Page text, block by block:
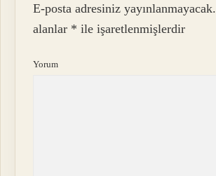
E-posta adresiniz yayınlanmayacak.
alanlar * ile işaretlenmişlerdir
Yorum